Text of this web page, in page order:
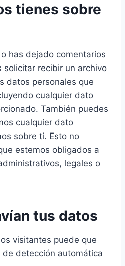
tienes sobre
has dejado comentarios
recibir un archivo
datos personales que
cualquier dato
También puedes
cualquier dato
sobre ti. Esto no
estemos obligados a
legales o
tus datos
visitantes puede que
de detección automática